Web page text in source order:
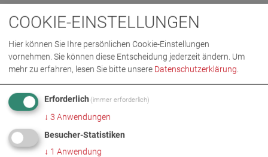
COOKIE-EINSTELLUNGEN
Hier können Sie Ihre persönlichen Cookie-Einstellungen
vornehmen. Sie können diese Entscheidung jederzeit ändern. Um
mehr zu erfahren, lesen Sie bitte unsere Datenschutzerklärung.
Erforderlich (immer erforderlich)
↓ 3 Anwendungen
Besucher-Statistiken
↓ 1 Anwendung